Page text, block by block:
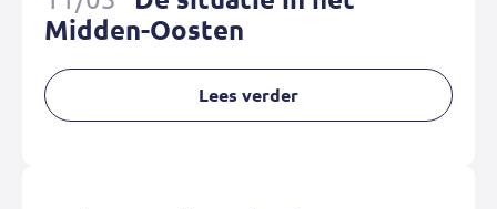
Midden-Oosten
Lees verder